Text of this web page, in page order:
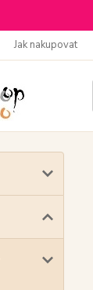
Jak nakupovat